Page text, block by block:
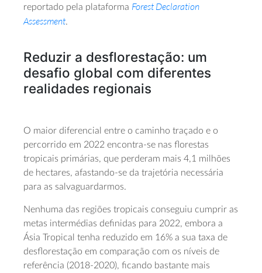
reportado pela plataforma Forest Declaration
Assessment.
Reduzir a desflorestação: um
desafio global com diferentes
realidades regionais
O maior diferencial entre o caminho traçado e o
percorrido em 2022 encontra-se nas florestas
tropicais primárias, que perderam mais 4,1 milhões
de hectares, afastando-se da trajetória necessária
para as salvaguardarmos.
Nenhuma das regiões tropicais conseguiu cumprir as
metas intermédias definidas para 2022, embora a
Ásia Tropical tenha reduzido em 16% a sua taxa de
desflorestação em comparação com os níveis de
referência (2018-2020), ficando bastante mais